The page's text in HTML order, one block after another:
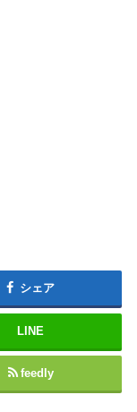
シェア
LINE
feedly